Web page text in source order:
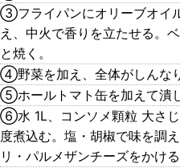
③フライパンにオリーブオイ
え、中火で香りを立たせる。
と焼く。
④野菜を加え、全体がしんな
⑤ホールトマト缶を加えて潰
⑥水 1L、コンソメ顆粒 大さ
度煮込む。塩・胡椒で味を調
リ・パルメザンチーズをかける